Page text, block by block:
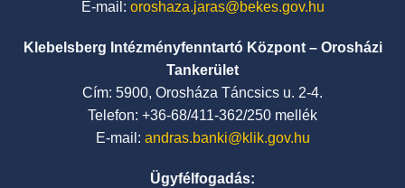
E-mail: oroshaza.jaras@bekes.gov.hu
Klebelsberg Intézményfenntartó Központ – Orosházi
Tankerület
Cím: 5900, Orosháza Táncsics u. 2-4.
Telefon: +36-68/411-362/250 mellék
E-mail: andras.banki@klik.gov.hu
Ügyfélfogadás: